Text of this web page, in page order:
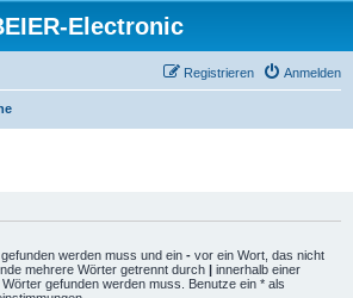
Electronic
Anmelden
Registrieren
werden muss und ein - vor ein Wort, das nicht
mehrere Wörter getrennt durch | innerhalb einer
gefunden werden muss. Benutze ein * als